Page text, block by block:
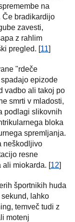
na
Če bradikardijo
zavesti,
z rahlim
pregled. [11]
"rdeče
epizode
vadbo ali takoj po
smrti v mladosti,
podlagi slikovnih
bloka
spremljanja.
neškodljivo
resne
ali miokarda. [12]
športnikih huda
lahko
temveč tudi z
motenj